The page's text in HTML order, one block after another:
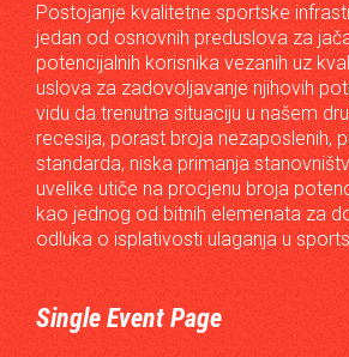
Postojanje kvalitetne sportske
jedan od osnovnih preduslova za
potencijalnih korisnika vezanih uz
uslova za zadovoljavanje njihovih
vidu da trenutna situaciju u našem
recesija, porast broja nezaposlenih,
standarda, niska primanja
uvelike utiče na procjenu broja
kao jednog od bitnih elemenata za
odluka o isplativosti ulaganja u
Single Event Page